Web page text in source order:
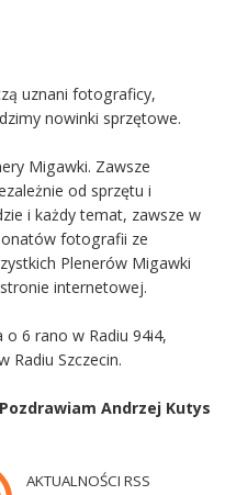
uznani fotograficy,
nowinki sprzętowe.
Migawki. Zawsze
od sprzętu i
i każdy temat, zawsze w
fotografii ze
Plenerów Migawki
internetowej.
o 6 rano w Radiu 94i4,
Radiu Szczecin.
Pozdrawiam Andrzej Kutys
AKTUALNOŚCI RSS